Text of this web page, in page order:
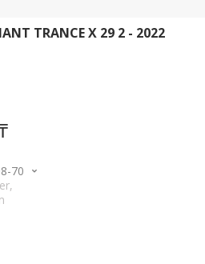
TRANCE X 29 2 - 2022
70